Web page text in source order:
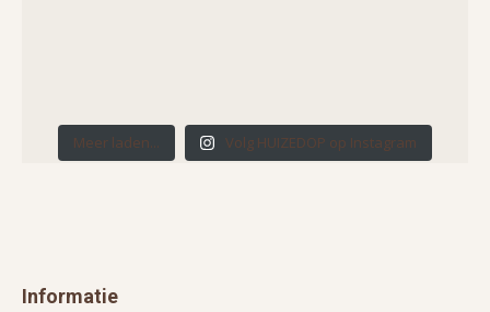
Meer laden... Volg HUIZEDOP op Instagram
Informatie